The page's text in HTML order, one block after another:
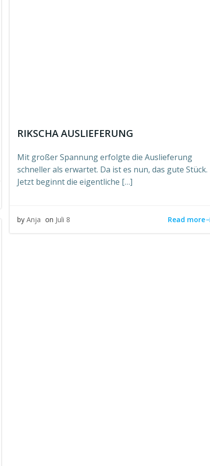
RIKSCHA AUSLIEFERUNG
Mit großer Spannung erfolgte die Auslieferung
schneller als erwartet. Da ist es nun, das gute Stück.
Jetzt beginnt die eigentliche […]
by Anja on Juli 8 Read more